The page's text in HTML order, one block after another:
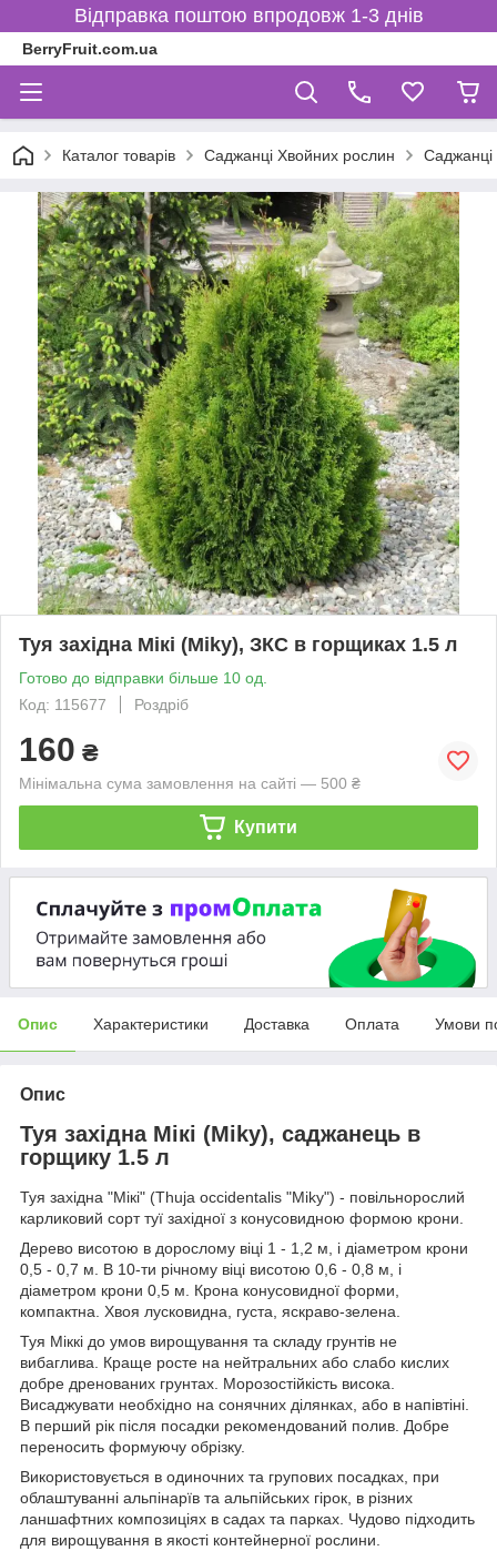
Відправка поштою впродовж 1-3 днів
BerryFruit.com.ua
Каталог товарів Саджанці Хвойних рослин Саджанці
Туя західна Мікі (Miky), ЗКС в горщиках 1.5 л
Готово до відправки більше 10 од.
Код: 115677
Роздріб
160 ₴
Мінімальна сума замовлення на сайті — 500 ₴
Купити
Опис Характеристики Доставка Оплата Умови
Опис
Туя західна Мікі (Miky), саджанець в
горщику 1.5 л
Туя західна "Мікі" (Thuja occidentalis "Miky") - повільнорослий
карликовий сорт туї західної з конусовидною формою крони.
Дерево висотою в дорослому віці 1 - 1,2 м, і діаметром крони
0,5 - 0,7 м. В 10-ти річному віці висотою 0,6 - 0,8 м, і
діаметром крони 0,5 м. Крона конусовидної форми,
компактна. Хвоя лусковидна, густа, яскраво-зелена.
Туя Міккі до умов вирощування та складу грунтів не
вибаглива. Краще росте на нейтральних або слабо кислих
добре дренованих грунтах. Морозостійкість висока.
Висаджувати необхідно на сонячних ділянках, або в напівтіні.
В перший рік після посадки рекомендований полив. Добре
переносить формуючу обрізку.
Використовується в одиночних та групових посадках, при
облаштуванні альпінарїв та альпійських гірок, в різних
ланшафтних композиціях в садах та парках. Чудово підходить
для вирощування в якості контейнерної рослини.